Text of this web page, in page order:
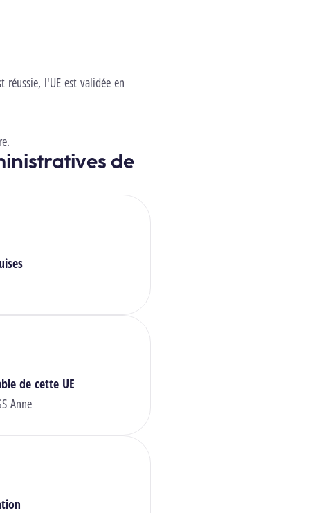
réussie, l'UE est validée en
de
de cette UE
Anne